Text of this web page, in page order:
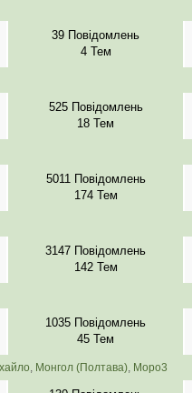
39 Повідомлень
4 Тем
525 Повідомлень
18 Тем
5011 Повідомлень
174 Тем
3147 Повідомлень
142 Тем
1035 Повідомлень
45 Тем
, Монгол (Полтава), Mopo3